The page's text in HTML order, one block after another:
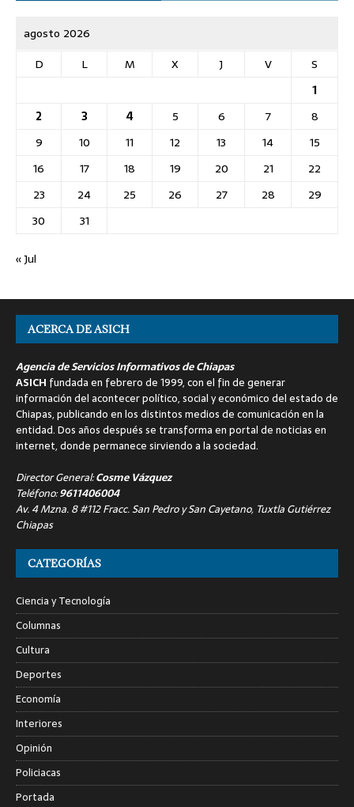
agosto 2026
D
L M X J V
S
1
2
3 4 5 6 7
8
9
10 11 12 13 14
15
16
17 18 19 20 21
22
23
24 25 26 27 28
29
30
31
« Jul
ACERCA DE ASICH
Agencia de Servicios Informativos de Chiapas
ASICH fundada en febrero de 1999, con el fin de generar
información del acontecer político, social y económico del estado de
Chiapas, publicando en los distintos medios de comunicación en la
entidad. Dos años después se transforma en portal de noticias en
internet, donde permanece sirviendo a la sociedad.
Director General:Cosme Vázquez
Teléfono:9611406004
Av. 4 Mzna. 8 #112 Fracc. San Pedro y San Cayetano, Tuxtla Gutiérrez
Chiapas
CATEGORÍAS
Ciencia y Tecnología
Columnas
Cultura
Deportes
Economía
Interiores
Opinión
Policiacas
Portada